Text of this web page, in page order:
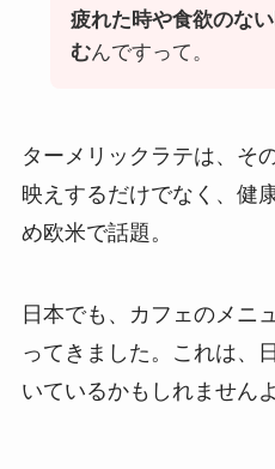
疲れた時や食欲のな
むんですって。
ターメリックラテは、そ
映えするだけでなく、健
め欧米で話題。
日本でも、カフェのメニ
ってきました。これは、
いているかもしれません